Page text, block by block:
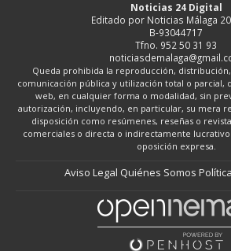
Noticias 24 Digital
Editado por Noticias Málaga
B-93044717
Tfno. 952 50 31 93
Queda prohibida la reproducción,
comunicación pública y utilización total o parcial,
web, en cualquier forma o modalidad, sin
autorización, incluyendo, en particular, su mera
disposición como resúmenes, reseñas o
comerciales o directa o indirectamente
oposición expresa.
Aviso Legal Quiénes Somos